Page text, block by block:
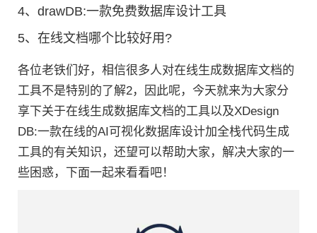
4、 drawDB:一款免费数据库设计工具
5、 在线文档哪个比较好用?
各位老铁们好，相信很多人对在线生成数据库文档的
工具不是特别的了解2，因此呢，今天就来为大家分
享下关于在线生成数据库文档的工具以及XDesign
DB:一款在线的AI可视化数据库设计加全栈代码生成
工具的有关知识，还望可以帮助大家，解决大家的一
些困惑，下面一起来看看吧！